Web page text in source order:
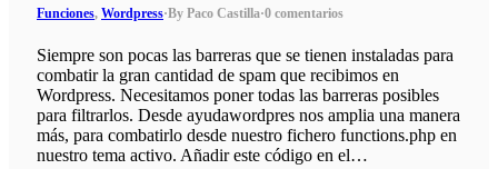
Funciones, Wordpress·By Paco Castilla·0 comentarios
Siempre son pocas las barreras que se tienen instaladas para
combatir la gran cantidad de spam que recibimos en
Wordpress. Necesitamos poner todas las barreras posibles
para filtrarlos. Desde ayudawordpres nos amplia una manera
más, para combatirlo desde nuestro fichero functions.php en
nuestro tema activo. Añadir este código en el…